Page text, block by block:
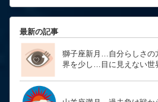
最新の記事
獅子座新月…自分らしさの
界を少し…目に見えない世